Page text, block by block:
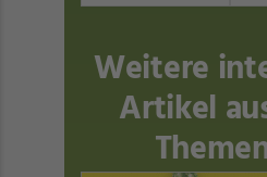
Weitere
Artikel